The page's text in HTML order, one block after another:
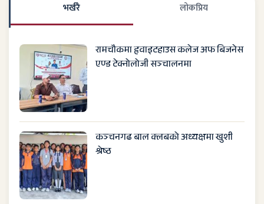
भर्खरै लाेकप्रिय
रामचौकमा हृवाइटहाउस कलेज अफ बिजनेस
एण्ड टेक्नोलोजी सञ्चालनमा
कञ्चनगढ बाल क्लबको अध्यक्षमा खुशी
श्रेष्ठ